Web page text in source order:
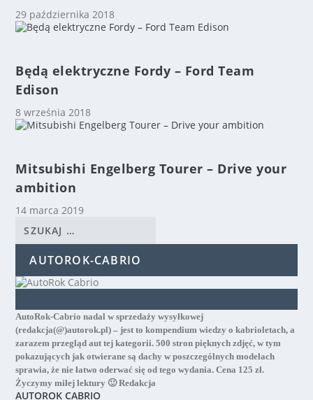
29 października 2018
Będą elektryczne Fordy – Ford Team
Edison
8 września 2018
Mitsubishi Engelberg Tourer – Drive your
ambition
14 marca 2019
AUTOROK-CABRIO
AutoRok-Cabrio nadal w sprzedaży wysyłkowej
(redakcja(@)autorok.pl) – jest to kompendium wiedzy o kabrioletach, a
zarazem przegląd aut tej kategorii. 500 stron pięknych zdjęć, w tym
pokazujących jak otwierane są dachy w poszczególnych modelach
sprawia, że nie łatwo oderwać się od tego wydania. Cena 125 zł.
Życzymy miłej lektury 🙂 Redakcja
AUTOROK CABRIO